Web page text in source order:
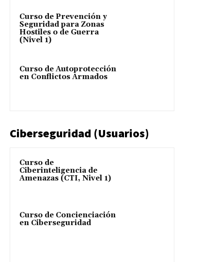
Curso de Prevención y
Seguridad para Zonas
Hostiles o de Guerra
(Nivel 1)
Curso de Autoprotección
en Conflictos Armados
Ciberseguridad (Usuarios)
Curso de
Ciberinteligencia de
Amenazas (CTI, Nivel 1)
Curso de Concienciación
en Ciberseguridad